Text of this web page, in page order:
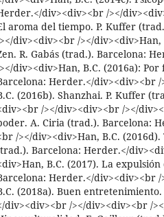
div><div><br /></
aroma del tiempo. P. Kuffer
div><div><br /></
R. Gabás (trad.). Barcelona:
div><div>Han, B.C. (2016a):
Herder.</div><div><br
(2016b). Shanzhai. P. Kuffer
/></div><div><br /></
A. Ciria (trad.). Barcelona:
/></div><div>Han, B.C.
Barcelona: Herder.</
B.C. (2017). La
Herder.</div><div><br
(2018a). Buen
div><div><br /></div><div><br /